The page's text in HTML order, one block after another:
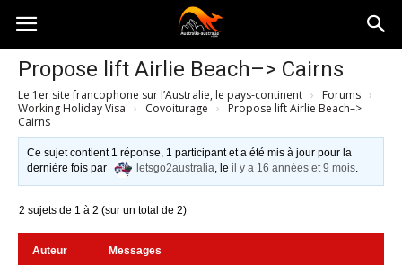
Australia-
australie.com
Propose lift Airlie Beach–> Cairns
Le 1er site francophone sur l’Australie, le pays-continent › Forums ›
Working Holiday Visa › Covoiturage ›
Propose lift Airlie Beach–>
Cairns
Ce sujet contient 1 réponse, 1 participant et a été mis à jour pour la
dernière fois par
letsgo2australia, leil y a 16 années et 9 mois.
2 sujets de 1 à 2 (sur un total de 2)
Auteur Messages